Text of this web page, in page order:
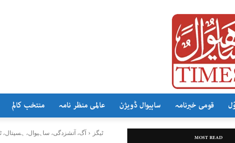
منتخب کالم عالمی منظر نامہ ساہیوال ڈویژن قومی خبرنامہ
ٹیگز آگ، آتشزدگی، ساہیوال، ہسپتال،
MOST READ